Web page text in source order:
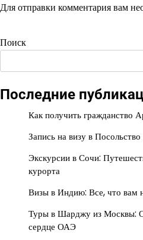
Для отправки комментария вам
Поиск
Последние
Как получить гражданство
Запись на визу в
Экскурсии в Сочи:
курорта
Визы в Индию: Все, что вам
Туры в Шарджу из Москвы:
сердце ОАЭ